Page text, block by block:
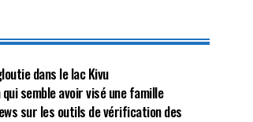
dans le lac Kivu
semble avoir visé une famille
sur les outils de vérification des